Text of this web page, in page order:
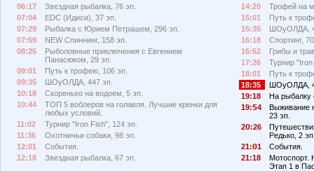
06:17
Звездная рыбалка, 76 эп.
07:04
EDC (Идиси), 37 эп.
07:29
Рыбалка с Юрием Петрашем, 296 эп.
07:59
NEW Спиннинг, 158 эп.
08:25
Рыболовные приключения с Евгением
Панасюком, 29 эп.
09:01
Путь к трофею, 106 эп.
09:35
ШОуОЛДА, 447 эп.
10:18
Скоренько на водоем, 5 эп.
10:44
ТОП 5 воблеров на голавля. Лучшие кренки для
любых условий.
11:02
Турнир "Iron Fish", 124 эп.
11:36
Охотничьи собаки, 98 эп.
12:01
События.
12:18
Звездная рыбалка, 67 эп.
14:20
Трофей на
15:01
Путь к
15:35
ШОуОЛДА,
16:18
Спортинг,
16:52
Грибы и
17:26
Турнир
18:01
Путь к
18:35
ШОуОЛДА,
19:18
На рыбалку
19:
4
Выживание
23 эп.
2
:26
Редько, 2
21:
1
События.
21:18
Мотоспорт.
Этап 1 в